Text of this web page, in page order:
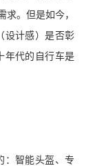
求。但是如今，
设计感）是否彰
年代的自行车是
：智能头盔、专